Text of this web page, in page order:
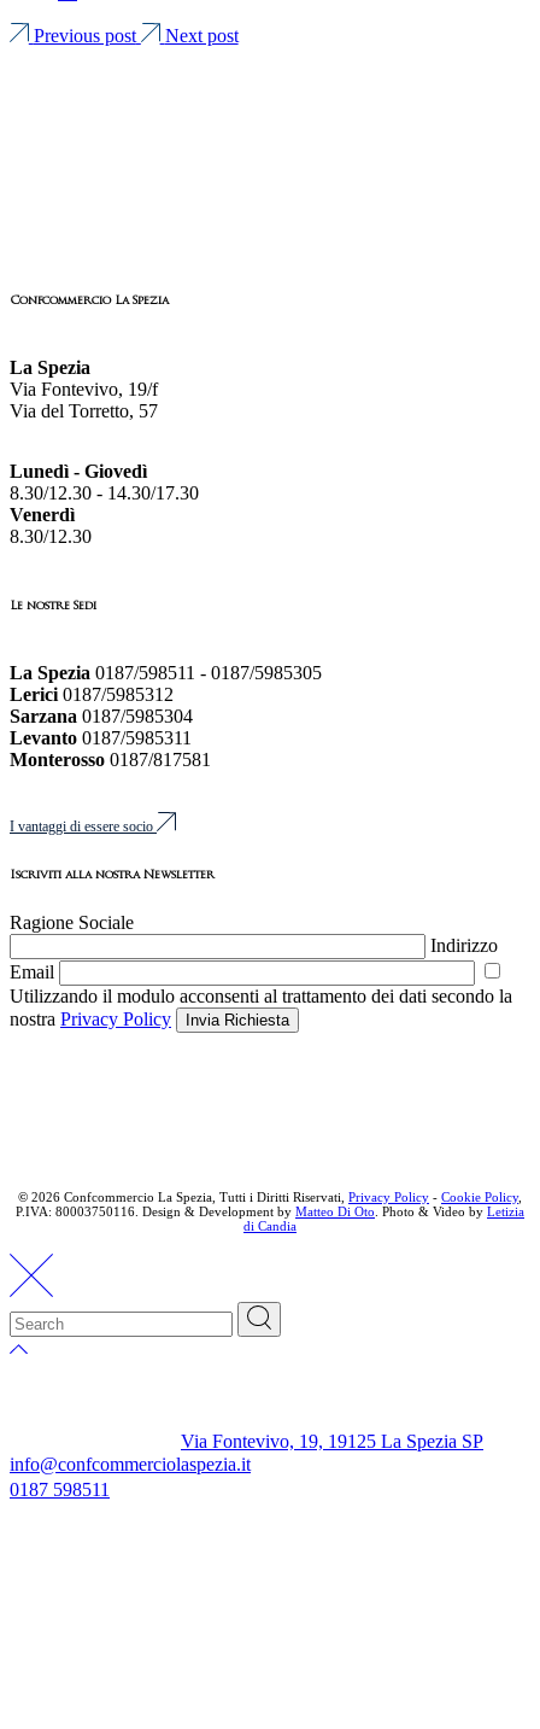
Previous post Next post
Confcommercio La Spezia
La Spezia
Via Fontevivo, 19/f
Via del Torretto, 57
Lunedì - Giovedì
8.30/12.30 - 14.30/17.30
Venerdì
8.30/12.30
Le nostre Sedi
La Spezia 0187/598511 - 0187/5985305
Lerici 0187/5985312
Sarzana 0187/5985304
Levanto 0187/5985311
Monterosso 0187/817581
I vantaggi di essere socio
Iscriviti alla nostra Newsletter
Ragione Sociale
Indirizzo
Email
Utilizzando il modulo acconsenti al trattamento dei dati secondo la
nostra Privacy Policy Invia Richiesta
© 2026 Confcommercio La Spezia, Tutti i Diritti Riservati, Privacy Policy - Cookie Policy,
P.IVA: 80003750116. Design & Development by Matteo Di Oto . Photo & Video by Letizia
di Candia
Via Fontevivo, 19, 19125 La Spezia SP
info@confcommerciolaspezia.it
0187 598511